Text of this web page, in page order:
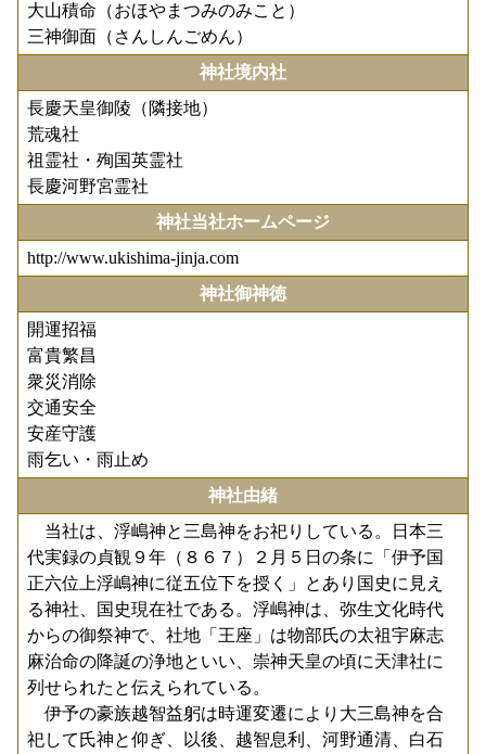
大山積命（おほやまつみのみこと）
三神御面（さんしんごめん）
神社境内社
長慶天皇御陵（隣接地）
荒魂社
祖霊社・殉国英霊社
長慶河野宮霊社
神社当社ホームページ
http://www.ukishima-jinja.com
神社御神徳
開運招福
富貴繁昌
衆災消除
交通安全
安産守護
雨乞い・雨止め
神社由緒
当社は、浮嶋神と三島神をお祀りしている。日本三
代実録の貞観９年（８６７）２月５日の条に「伊予国
正六位上浮嶋神に従五位下を授く」とあり国史に見え
る神社、国史現在社である。浮嶋神は、弥生文化時代
からの御祭神で、社地「王座」は物部氏の太祖宇麻志
麻治命の降誕の浄地といい、崇神天皇の頃に天津社に
列せられたと伝えられている。
伊予の豪族越智益躬は時運変遷により大三島神を合
祀して氏神と仰ぎ、以後、越智息利、河野通清、白石